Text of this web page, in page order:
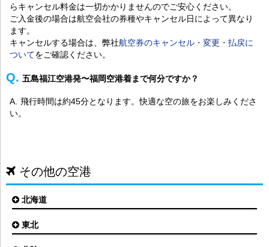
らキャンセル料金は一切かかりませんのでご安心ください。
ご入金後の場合は航空会社の券種やキャンセル日によって異なり
ます。
キャンセルする場合は、弊社航空券のキャンセル・変更・払戻に
ついてをご確認ください。
五島福江空港発〜福岡空港着まで何分ですか？
飛行時間は約45分となります。快適な空の旅をお楽しみくださ
い。
その他の空港
北海道
札幌(新千歳)空港
東北